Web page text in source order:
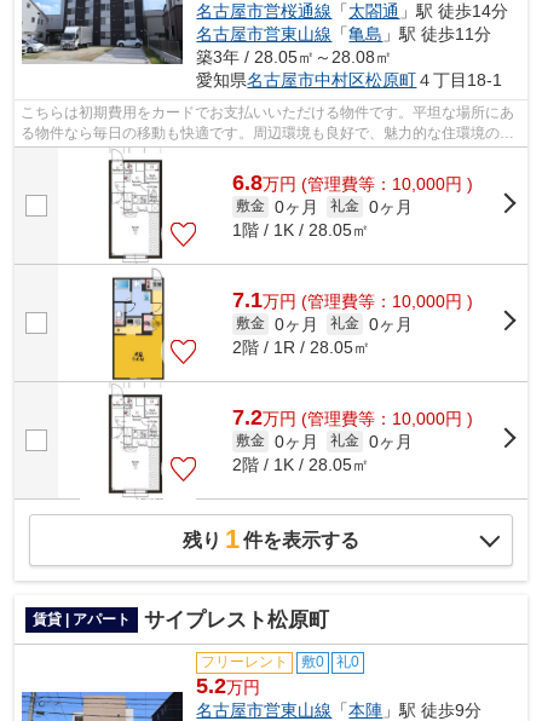
名古屋市営桜通線 「太閤通 」駅 徒歩14分
名古屋市営東山線 「亀島 」駅 徒歩11分
築3年 / 28.05㎡～28.08㎡
愛知県名古屋市中村区松原町４丁目18-1
こちらは初期費用をカードでお支払いいただける物件です。平坦な場所にあ
る物件なら毎日の移動も快適です。周辺環境も良好で、魅力的な住環境のあ
る、2023年築の物件です。新着情報：...
6.8万円 (管理費等：10,000円 )
敷金 0ヶ月 礼金 0ヶ月
1階 / 1K / 28.05㎡
7.1万円 (管理費等：10,000円 )
敷金 0ヶ月 礼金 0ヶ月
2階 / 1R / 28.05㎡
7.2万円 (管理費等：10,000円 )
敷金 0ヶ月 礼金 0ヶ月
2階 / 1K / 28.05㎡
残り 1件を表示する
賃貸 | アパート サイプレスト松原町
フリーレント 敷0 礼0
5.2万円
名古屋市営東山線 「本陣 」駅 徒歩9分